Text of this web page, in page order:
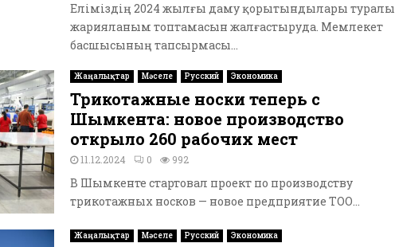
Еліміздің 2024 жылғы даму қорытындылары туралы
жарияланым топтамасын жалғастыруда. Мемлекет
басшысының тапсырмасы...
Жаңалықтар Мәселе Русский Экономика
Трикотажные носки теперь с
Шымкента: новое производство
открыло 260 рабочих мест
11.12.2024 0 992
В Шымкенте стартовал проект по производству
трикотажных носков — новое предприятие ТОО...
Жаңалықтар Мәселе Русский Экономика